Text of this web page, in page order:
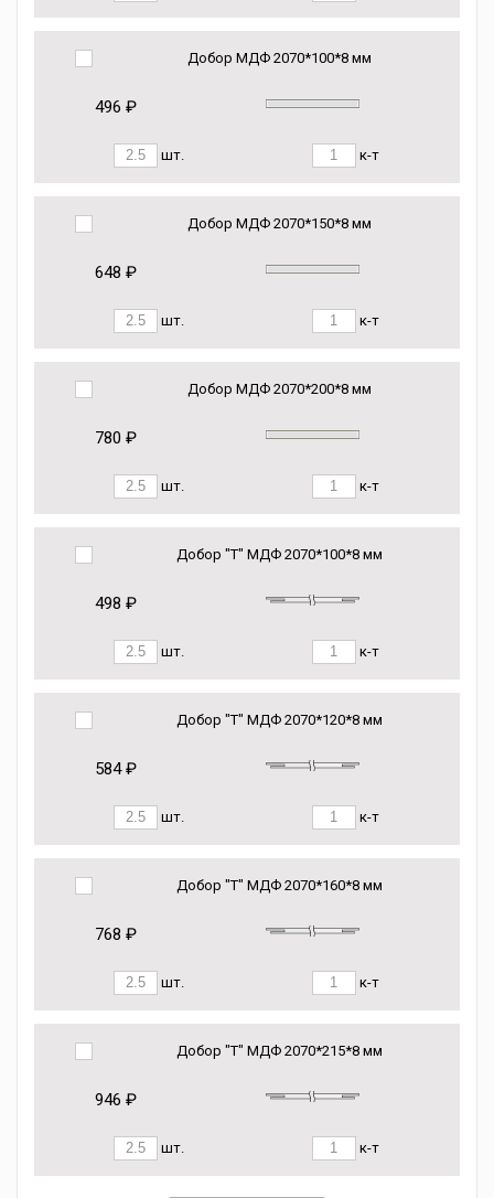
Добор МДФ 2070*100*8 мм
496 ₽
шт. к-т
Добор МДФ 2070*150*8 мм
648 ₽
шт. к-т
Добор МДФ 2070*200*8 мм
780 ₽
шт. к-т
Добор "Т" МДФ 2070*100*8 мм
498 ₽
шт. к-т
Добор "Т" МДФ 2070*120*8 мм
584 ₽
шт. к-т
Добор "Т" МДФ 2070*160*8 мм
768 ₽
шт. к-т
Добор "Т" МДФ 2070*215*8 мм
946 ₽
шт. к-т